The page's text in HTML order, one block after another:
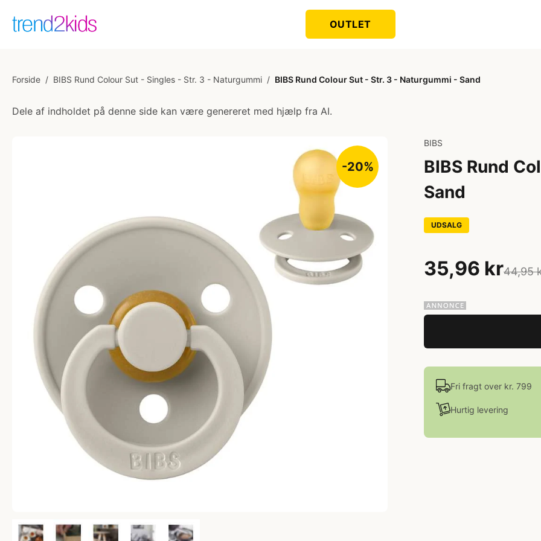
OUTLET
Forside / BIBS Rund Colour Sut - Singles - Str. 3 - Naturgummi / BIBS Rund Colour Sut - Str. 3 - Naturgummi - Sand
Dele af indholdet på denne side kan være genereret med hjælp fra AI.
-20%
BIBS
BIBS Rund
Sand
UDSALG
35,96 kr44,95
Fri fragt over kr. 799
Hurtig levering